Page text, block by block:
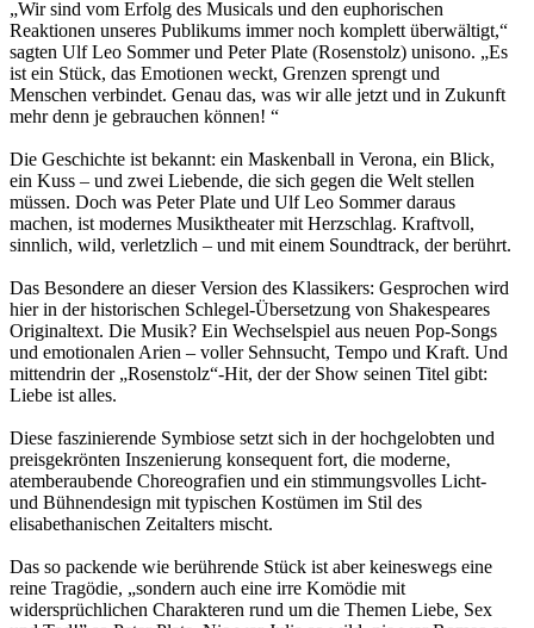
„Wir sind vom Erfolg des Musicals und den euphorischen
Reaktionen unseres Publikums immer noch komplett überwältigt,“
sagten Ulf Leo Sommer und Peter Plate (Rosenstolz) unisono. „Es
ist ein Stück, das Emotionen weckt, Grenzen sprengt und
Menschen verbindet. Genau das, was wir alle jetzt und in Zukunft
mehr denn je gebrauchen können! “
Die Geschichte ist bekannt: ein Maskenball in Verona, ein Blick,
ein Kuss – und zwei Liebende, die sich gegen die Welt stellen
müssen. Doch was Peter Plate und Ulf Leo Sommer daraus
machen, ist modernes Musiktheater mit Herzschlag. Kraftvoll,
sinnlich, wild, verletzlich – und mit einem Soundtrack, der berührt.
Das Besondere an dieser Version des Klassikers: Gesprochen wird
hier in der historischen Schlegel-Übersetzung von Shakespeares
Originaltext. Die Musik? Ein Wechselspiel aus neuen Pop-Songs
und emotionalen Arien – voller Sehnsucht, Tempo und Kraft. Und
mittendrin der „Rosenstolz“-Hit, der der Show seinen Titel gibt:
Liebe ist alles.
Diese faszinierende Symbiose setzt sich in der hochgelobten und
preisgekrönten Inszenierung konsequent fort, die moderne,
atemberaubende Choreografien und ein stimmungsvolles Licht-
und Bühnendesign mit typischen Kostümen im Stil des
elisabethanischen Zeitalters mischt.
Das so packende wie berührende Stück ist aber keineswegs eine
reine Tragödie, „sondern auch eine irre Komödie mit
widersprüchlichen Charakteren rund um die Themen Liebe, Sex